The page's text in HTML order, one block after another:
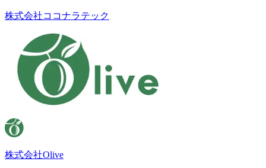
株式会社ココナラテック
株式会社Olive